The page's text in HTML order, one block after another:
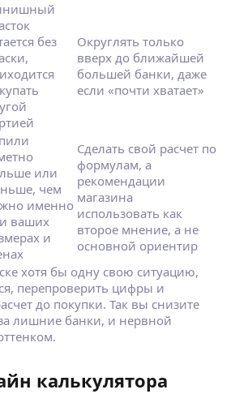
без
Округлять только
вверх до ближайшей
большей банки, даже
если «почти хватает»
или
чем
именно
ваших
и
Сделать свой расчет по
формулам, а
рекомендации
магазина
использовать как
второе мнение, а не
основной ориентир
хотя бы одну свою ситуацию,
перепроверить цифры и
до покупки. Так вы снизите
лишние банки, и нервной
калькулятора